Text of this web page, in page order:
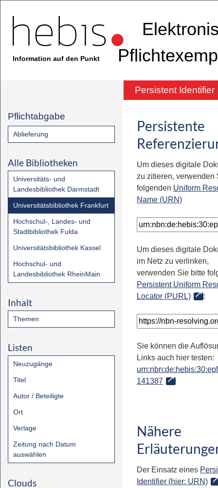
Information auf den Punkt
Persistent Identifier
Pflichtabgabe
Ablieferung
Alle Bibliotheken
Universitäts- und
Landesbibliothek Darmstadt
Universitätsbibliothek Frankfurt
Hochschul-, Landes- und
Stadtbibliothek Fulda
Universitätsbibliothek Kassel
Hochschul- und
Landesbibliothek RheinMain
Inhalt
Themen
Listen
Neuzugänge
Titel
Autor / Beteiligte
Ort
Verlage
Zeitung nach Datum
auswählen
Clouds
Persistente
Um dieses digitale
zu zitieren, verwenden
folgenden Uniform
Name (URN)
Um dieses digitale
im Netz zu verlinken,
verwenden Sie bitte
Persistent Uniform
Locator (PURL)
:
Sie können die
Links auch hier testen:
141387
Nähere
Der Einsatz eines
Identifier (hier: URN)